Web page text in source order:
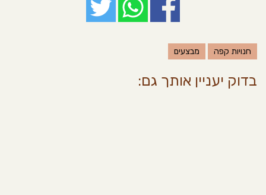
חנויות קפה מבצעים
בדוק יעניין אותך גם: